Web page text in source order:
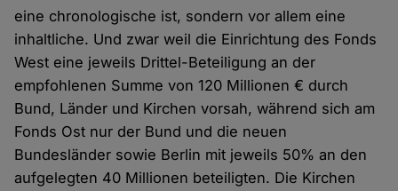
eine chronologische ist, sondern vor allem eine
inhaltliche. Und zwar weil die Einrichtung des Fonds
West eine jeweils Drittel-Beteiligung an der
empfohlenen Summe von 120 Millionen € durch
Bund, Länder und Kirchen vorsah, während sich am
Fonds Ost nur der Bund und die neuen
Bundesländer sowie Berlin mit jeweils 50% an den
aufgelegten 40 Millionen beteiligten. Die Kirchen